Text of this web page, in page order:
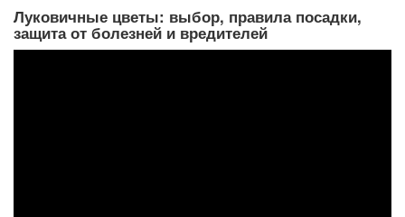
Луковичные цветы: выбор, правила посадки,
защита от болезней и вредителей